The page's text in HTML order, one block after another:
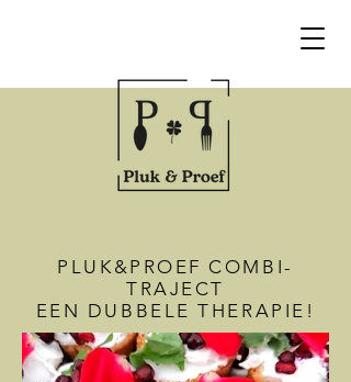
PLUK&PROEF COMBI-
TRAJECT
EEN DUBBELE THERAPIE!